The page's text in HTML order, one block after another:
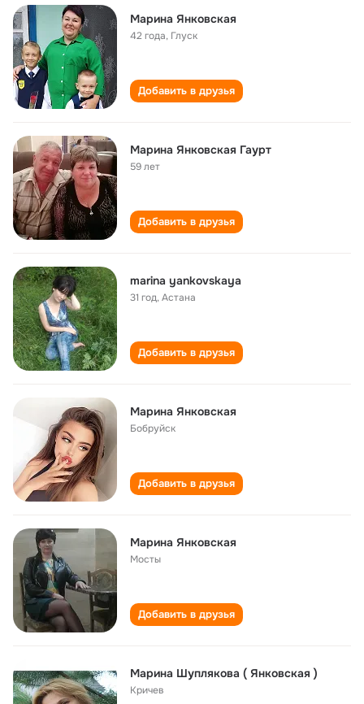
Марина Янковская
42 года, Глуск
Добавить в друзья
Марина Янковская Гаурт
59 лет
Добавить в друзья
marina yankovskaya
31 год,Астана
Добавить в друзья
Марина Янковская
Бобруйск
Добавить в друзья
Марина Янковская
Мосты
Добавить в друзья
Марина Шуплякова ( Янковская )
Кричев